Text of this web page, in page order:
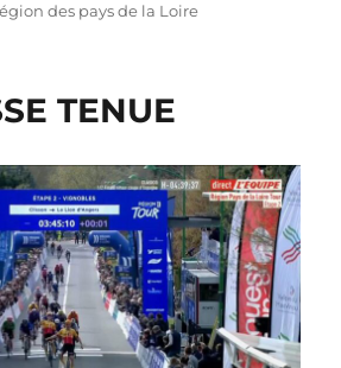
at
A
p
p
ss
n
g
er
ai p
k
des pays de la Loire
TENUE